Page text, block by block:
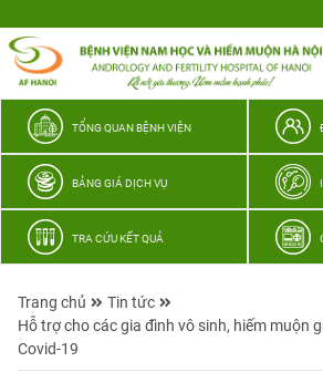
thương
TỔNG QUAN BỆNH VIỆN
BẢNG GIÁ DỊCH VỤ
TRA CỨU KẾT QUẢ
Trang chủ
Tin tức
Hỗ trợ cho các gia đình vô sinh, hiếm muộn
Covid-19